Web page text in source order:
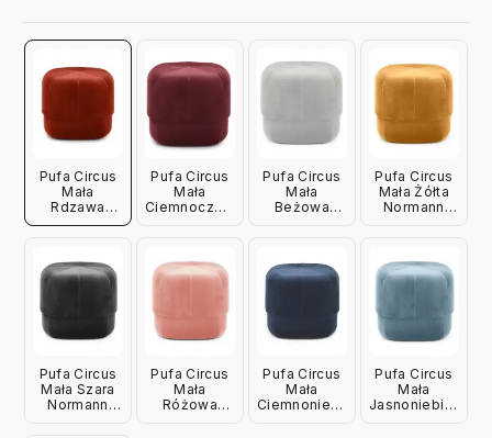
Pufa Circus
Mała
Rdzawa
Normann
Pufa Circus
Mała
Ciemnoczerwona
Pufa Circus
Mała
Beżowa
Pufa Circus
Mała Żółta
Normann
Pufa Circus
Mała Szara
Normann
Pufa Circus
Mała
Różowa
Pufa Circus
Mała
Ciemnoniebieska
Pufa Circus
Mała
Jasnoniebieska